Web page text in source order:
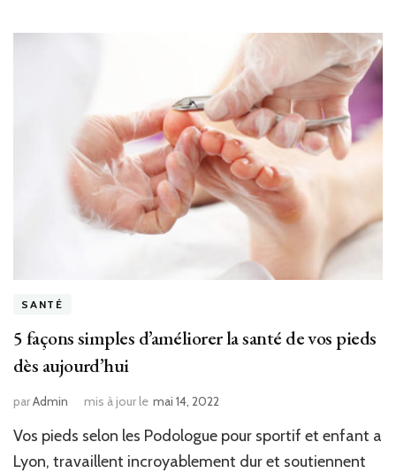
SANTÉ
5 façons simples d’améliorer la santé de vos pieds
dès aujourd’hui
parAdmin mis à jour le mai 14, 2022
Vos pieds selon les Podologue pour sportif et enfant a
Lyon, travaillent incroyablement dur et soutiennent